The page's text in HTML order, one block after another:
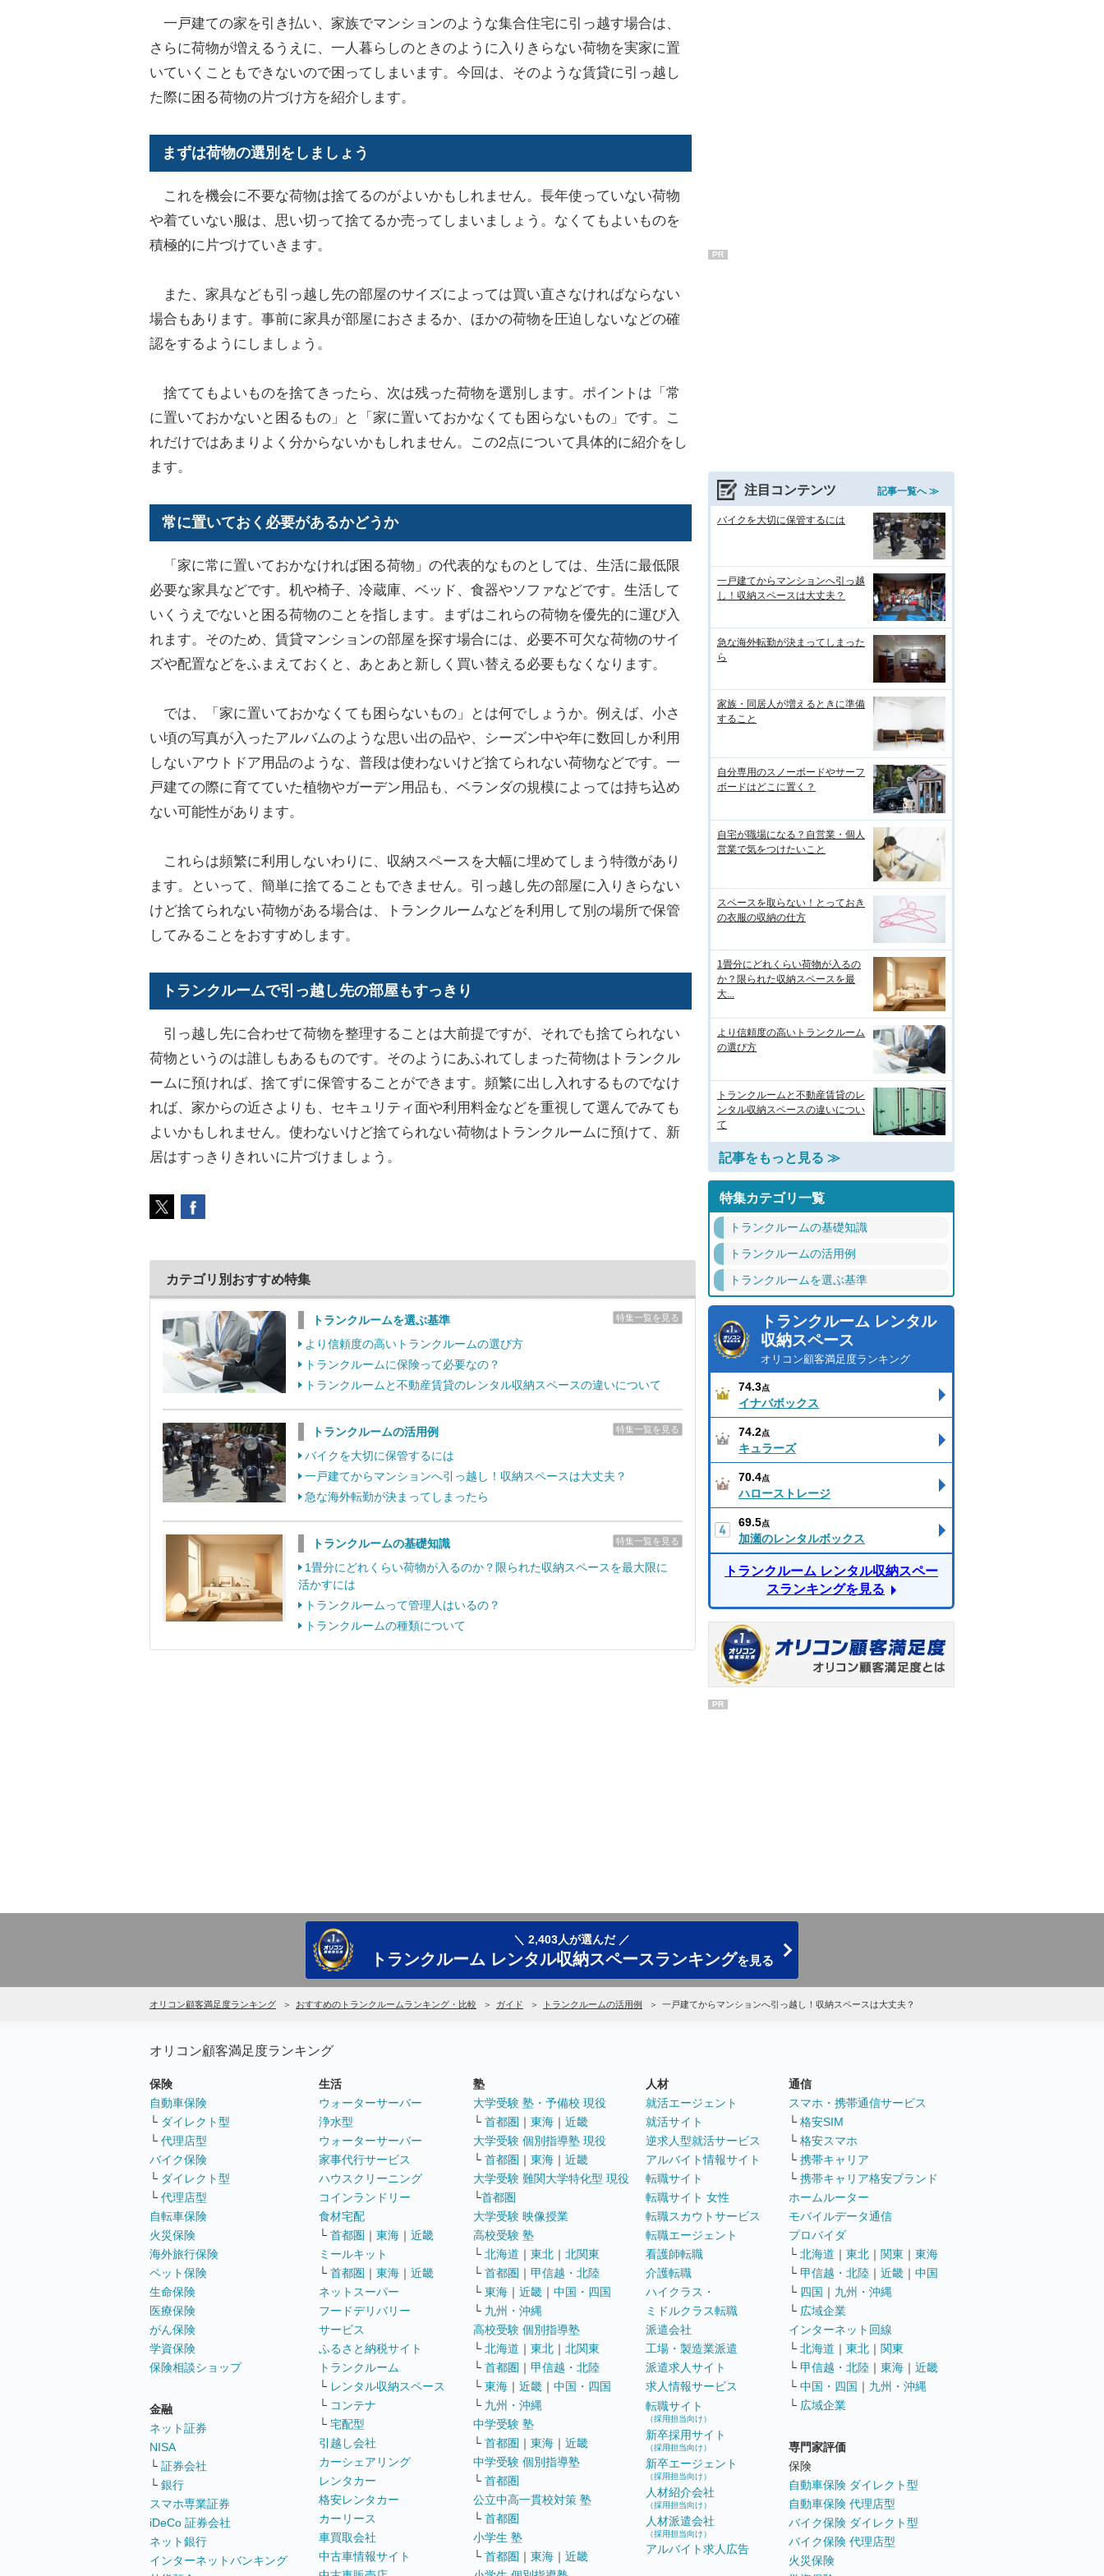
一戸建ての家を引き払い、家族でマンションのような集合住宅に引っ越す場合は、
さらに荷物が増えるうえに、一人暮らしのときのように入りきらない荷物を実家に置
いていくこともできないので困ってしまいます。今回は、そのような賃貸に引っ越し
た際に困る荷物の片づけ方を紹介します。
まずは荷物の選別をしましょう
これを機会に不要な荷物は捨てるのがよいかもしれません。長年使っていない荷物
や着ていない服は、思い切って捨てるか売ってしまいましょう。なくてもよいものを
積極的に片づけていきます。
また、家具なども引っ越し先の部屋のサイズによっては買い直さなければならない
場合もあります。事前に家具が部屋におさまるか、ほかの荷物を圧迫しないなどの確
認をするようにしましょう。
捨ててもよいものを捨てきったら、次は残った荷物を選別します。ポイントは「常
に置いておかないと困るもの」と「家に置いておかなくても困らないもの」です。こ
れだけではあまりよく分からないかもしれません。この2点について具体的に紹介をし
ます。
常に置いておく必要があるかどうか
「家に常に置いておかなければ困る荷物」の代表的なものとしては、生活に最低限
必要な家具などです。机や椅子、冷蔵庫、ベッド、食器やソファなどです。生活して
いくうえでないと困る荷物のことを指します。まずはこれらの荷物を優先的に運び入
れます。そのため、賃貸マンションの部屋を探す場合には、必要不可欠な荷物のサイ
ズや配置などをふまえておくと、あとあと新しく買い替える必要もなくなります。
では、「家に置いておかなくても困らないもの」とは何でしょうか。例えば、小さ
い頃の写真が入ったアルバムのような思い出の品や、シーズン中や年に数回しか利用
しないアウトドア用品のような、普段は使わないけど捨てられない荷物などです。一
戸建ての際に育てていた植物やガーデン用品も、ベランダの規模によっては持ち込め
ない可能性があります。
これらは頻繁に利用しないわりに、収納スペースを大幅に埋めてしまう特徴があり
ます。といって、簡単に捨てることもできません。引っ越し先の部屋に入りきらない
けど捨てられない荷物がある場合は、トランクルームなどを利用して別の場所で保管
してみることをおすすめします。
トランクルームで引っ越し先の部屋もすっきり
引っ越し先に合わせて荷物を整理することは大前提ですが、それでも捨てられない
荷物というのは誰しもあるものです。そのようにあふれてしまった荷物はトランクル
ームに預ければ、捨てずに保管することができます。頻繁に出し入れするものでなけ
れば、家からの近さよりも、セキュリティ面や利用料金などを重視して選んでみても
よいかもしれません。使わないけど捨てられない荷物はトランクルームに預けて、新
居はすっきりきれいに片づけましょう。
カテゴリ別おすすめ特集
特集一覧を見る
トランクルームを選ぶ基準
より信頼度の高いトランクルームの選び方
トランクルームに保険って必要なの？
トランクルームと不動産賃貸のレンタル収納スペースの違いについて
特集一覧を見る
トランクルームの活用例
バイクを大切に保管するには
一戸建てからマンションへ引っ越し！収納スペースは大丈夫？
急な海外転勤が決まってしまったら
特集一覧を見る
トランクルームの基礎知識
1畳分にどれくらい荷物が入るのか？限られた収納スペースを最大限に
活かすには
トランクルームって管理人はいるの？
トランクルームの種類について
PR
注目コンテンツ 記事一覧へ ≫
バイクを大切に保管するには
一戸建てからマンションへ引っ越
し！収納スペースは大丈夫？
急な海外転勤が決まってしまった
ら
家族・同居人が増えるときに準備
すること
自分専用のスノーボードやサーフ
ボードはどこに置く？
自宅が職場になる？自営業・個人
営業で気をつけたいこと
スペースを取らない！とっておき
の衣服の収納の仕方
1畳分にどれくらい荷物が入るの
か？限られた収納スペースを最
大...
より信頼度の高いトランクルーム
の選び方
トランクルームと不動産賃貸のレ
ンタル収納スペースの違いについ
て
記事をもっと見る ≫
特集カテゴリ一覧
トランクルームの基礎知識
トランクルームの活用例
トランクルームを選ぶ基準
トランクルーム レンタル
収納スペース
オリコン顧客満足度ランキング
74.3点
イナバボックス
74.2点
キュラーズ
70.4点
ハローストレージ
69.5点
加瀬のレンタルボックス
トランクルーム レンタル収納スペー
スランキングを見る
PR
＼ 2,403人が選んだ ／
トランクルーム レンタル収納スペースランキングを見る
オリコン顧客満足度ランキング おすすめのトランクルームランキング・比較 ガイド トランクルームの活用例 一戸建てからマンションへ引っ越し！収納スペースは大丈夫？
オリコン顧客満足度ランキング
保険
自動車保険
└ ダイレクト型
└ 代理店型
バイク保険
└ ダイレクト型
└ 代理店型
自転車保険
火災保険
海外旅行保険
ペット保険
生命保険
医療保険
がん保険
学資保険
保険相談ショップ
金融
ネット証券
NISA
└ 証券会社
└ 銀行
スマホ専業証券
iDeCo 証券会社
ネット銀行
インターネットバンキング
生活
ウォーターサーバー
浄水型
ウォーターサーバー
家事代行サービス
ハウスクリーニング
コインランドリー
食材宅配
└ 首都圏 ｜ 東海 ｜ 近畿
ミールキット
└ 首都圏 ｜ 東海 ｜ 近畿
ネットスーパー
フードデリバリー
サービス
ふるさと納税サイト
トランクルーム
└ レンタル収納スペース
└ コンテナ
└ 宅配型
引越し会社
カーシェアリング
レンタカー
格安レンタカー
カーリース
車買取会社
中古車情報サイト
塾
大学受験 塾・予備校 現役
└ 首都圏 ｜ 東海 ｜ 近畿
大学受験 個別指導塾 現役
└ 首都圏 ｜ 東海 ｜ 近畿
大学受験 難関大学特化型 現役
└首都圏
大学受験 映像授業
高校受験 塾
└ 北海道 ｜ 東北 ｜ 北関東
└ 首都圏 ｜ 甲信越・北陸
└ 東海 ｜ 近畿 ｜ 中国・四国
└ 九州・沖縄
高校受験 個別指導塾
└ 北海道 ｜ 東北 ｜ 北関東
└ 首都圏 ｜ 甲信越・北陸
└ 東海 ｜ 近畿 ｜ 中国・四国
└ 九州・沖縄
中学受験 塾
└ 首都圏 ｜ 東海 ｜ 近畿
中学受験 個別指導塾
└ 首都圏
公立中高一貫校対策 塾
└ 首都圏
小学生 塾
└ 首都圏 ｜ 東海 ｜ 近畿
人材
就活エージェント
就活サイト
逆求人型就活サービス
アルバイト情報サイト
転職サイト
転職サイト 女性
転職スカウトサービス
転職エージェント
看護師転職
介護転職
ハイクラス・
ミドルクラス転職
派遣会社
工場・製造業派遣
派遣求人サイト
求人情報サービス
転職サイト
（採用担当向け）
新卒採用サイト
（採用担当向け）
新卒エージェント
（採用担当向け）
人材紹介会社
（採用担当向け）
人材派遣会社
（採用担当向け）
アルバイト求人広告
通信
スマホ・携帯通信サービス
└ 格安SIM
└ 格安スマホ
└ 携帯キャリア
└ 携帯キャリア格安ブランド
ホームルーター
モバイルデータ通信
プロバイダ
└ 北海道 ｜ 東北 ｜ 関東 ｜ 東海
└ 甲信越・北陸 ｜ 近畿 ｜ 中国
└ 四国 ｜ 九州・沖縄
└ 広域企業
インターネット回線
└ 北海道 ｜ 東北 ｜ 関東
└ 甲信越・北陸 ｜ 東海 ｜ 近畿
└ 中国・四国 ｜ 九州・沖縄
└ 広域企業
専門家評価
保険
自動車保険 ダイレクト型
自動車保険 代理店型
バイク保険 ダイレクト型
バイク保険 代理店型
火災保険